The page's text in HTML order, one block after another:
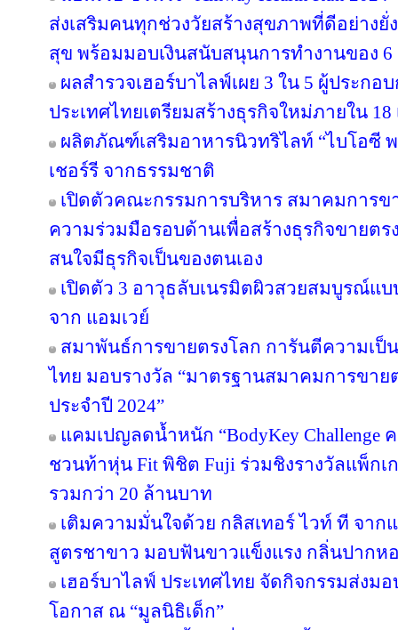
ส่งเสริมคนทุกช่วงวัยสร้างสุขภาพที่ดีอย่าง
สุข พร้อมมอบเงินสนับสนุนการทำงานของ
ผลสำรวจเฮอร์บาไลฟ์เผย 3 ใน 5 ผู้ประกอ
ประเทศไทยเตรียมสร้างธุรกิจใหม่ภายใน 18
ผลิตภัณฑ์เสริมอาหารนิวทริไลท์ “ไบโอซี
เชอร์รี จากธรรมชาติ
เปิดตัวคณะกรรมการบริหาร สมาคมการ
ความร่วมมือรอบด้านเพื่อสร้างธุรกิจขายตร
สนใจมีธุรกิจเป็นของตนเอง
เปิดตัว 3 อาวุธลับเนรมิตผิวสวยสมบูรณ์แบ
จาก แอมเวย์
สมาพันธ์การขายตรงโลก การันตีความเป็
ไทย มอบรางวัล “มาตรฐานสมาคมการขา
ประจำปี 2024”
แคมเปญลดน้ำหนัก “BodyKey Challenge
ชวนท้าหุ่น Fit พิชิต Fuji ร่วมชิงรางวัลแพ็กเ
รวมกว่า 20 ล้านบาท
เติมความมั่นใจด้วย กลิสเทอร์ ไวท์ ที จาก
สูตรชาขาว มอบฟันขาวแข็งแรง กลิ่นปากห
เฮอร์บาไลฟ์ ประเทศไทย จัดกิจกรรมส่ง
โอกาส ณ “มูลนิธิเด็ก”